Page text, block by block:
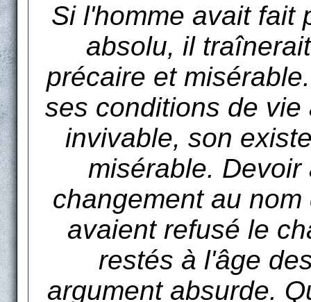
Si l'homme avait fait
absolu, il
précaire et
ses conditions de
invivable, son
misérable.
changement au
avaient refusé le
restés à l'âge
argument absurde.